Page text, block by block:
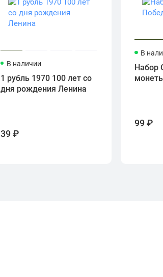
В наличии
1 рубль 1970 100 лет со
дня рождения Ленина
39 ₽
В
Набор
99 ₽